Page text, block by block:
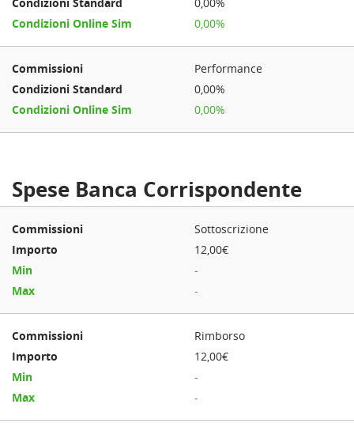
0,00%
Performance
0,00%
0,00%
Spese Banca Corrispondente
Sottoscrizione
12,00€
-
-
Rimborso
12,00€
-
-